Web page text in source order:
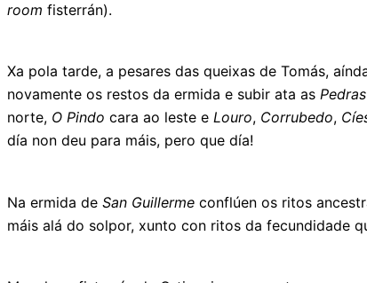
room fisterrán).
Xa pola tarde, a pesares das queixas de Tomás,
novamente os restos da ermida e subir ata as
norte, O Pindo cara ao leste e Louro, Corrubedo,
día non deu para máis, pero que día!
Na ermida de San Guillerme conflúen os ritos
máis alá do solpor, xunto con ritos da fecundidade